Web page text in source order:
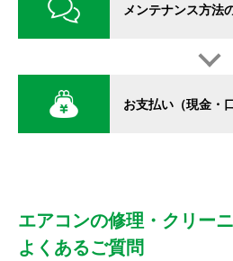
メンテナンス方法
お支払い（現金・
エアコンの修理・クリー
よくあるご質問